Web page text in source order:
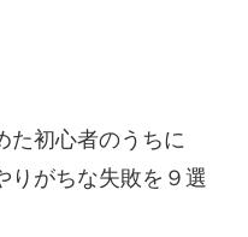
た初心者のうちに
りがちな失敗を９選